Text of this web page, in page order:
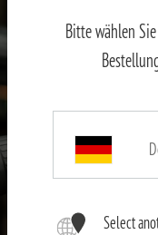
Bitte wählen
Select